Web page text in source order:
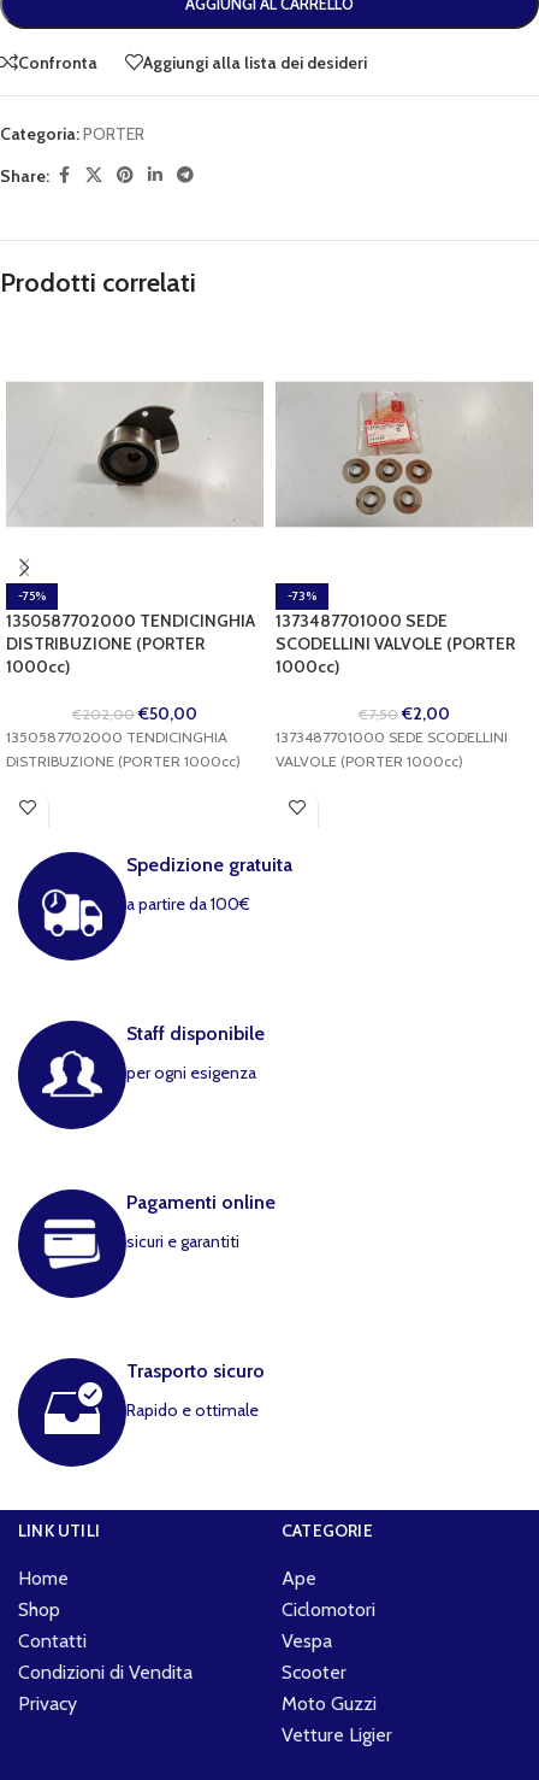
Confronta Aggiungi alla lista dei desideri
Categoria:PORTER
Share:
Prodotti correlati
-75%
1350587702000 TENDICINGHIA
DISTRIBUZIONE (PORTER
1000cc)
€202,00 €50,00
1350587702000 TENDICINGHIA
DISTRIBUZIONE (PORTER 1000cc)
-73%
1373487701000 SEDE
SCODELLINI VALVOLE (PORTER
1000cc)
€7,50 €2,00
1373487701000 SEDE SCODELLINI
VALVOLE (PORTER 1000cc)
Spedizione gratuita
a partire da 100€
Staff disponibile
per ogni esigenza
Pagamenti online
sicuri e garantiti
Trasporto sicuro
Rapido e ottimale
LINK UTILI
Home
Shop
Contatti
Condizioni di Vendita
Privacy
CATEGORIE
Ape
Ciclomotori
Vespa
Scooter
Moto Guzzi
Vetture Ligier